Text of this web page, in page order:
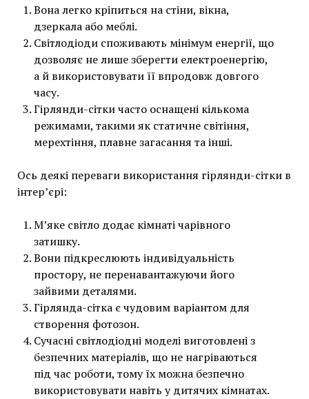
Вона легко кріпиться на стіни, вікна,
дзеркала або меблі.
Світлодіоди споживають мінімум енергії, що
дозволяє не лише зберегти електроенергію,
а й використовувати її впродовж довгого
часу.
Гірлянди-сітки часто оснащені кількома
режимами, такими як статичне світіння,
мерехтіння, плавне загасання та інші.
Ось деякі переваги використання гірлянди-сітки в
інтер’єрі:
М’яке світло додає кімнаті чарівного
затишку.
Вони підкреслюють індивідуальність
простору, не перенавантажуючи його
зайвими деталями.
Гірлянда-сітка є чудовим варіантом для
створення фотозон.
Сучасні світлодіодні моделі виготовлені з
безпечних матеріалів, що не нагріваються
під час роботи, тому їх можна безпечно
використовувати навіть у дитячих кімнатах.